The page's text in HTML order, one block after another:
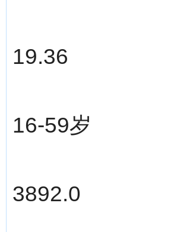
19.36
16-59岁
3892.0